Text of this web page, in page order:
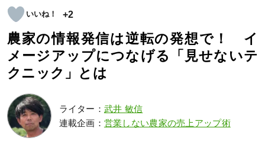
+2
農家の情報発信は逆転の発想で！ イ
メージアップにつなげる「見せないテ
クニック」とは
ライター： 武井 敏信
連載企画： 営業しない農家の売上アップ術